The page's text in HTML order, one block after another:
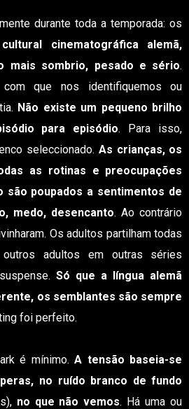
durante toda a temporada: os
cinematográfica alemã,
mais sombrio, pesado e sério.
com que nos identifiquemos ou
Não existe um pequeno brilho
para episódio. Para isso,
seleccionado. As crianças, os
as rotinas e preocupações
são poupados a sentimentos de
medo, desencanto. Ao contrário
Os adultos partilham todas
adultos em outras séries
Só que a língua alemã
os semblantes são sempre
foi perfeito.
é mínimo.A tensão baseia-se
no ruído branco de fundo
no que não vemos. Há uma ou